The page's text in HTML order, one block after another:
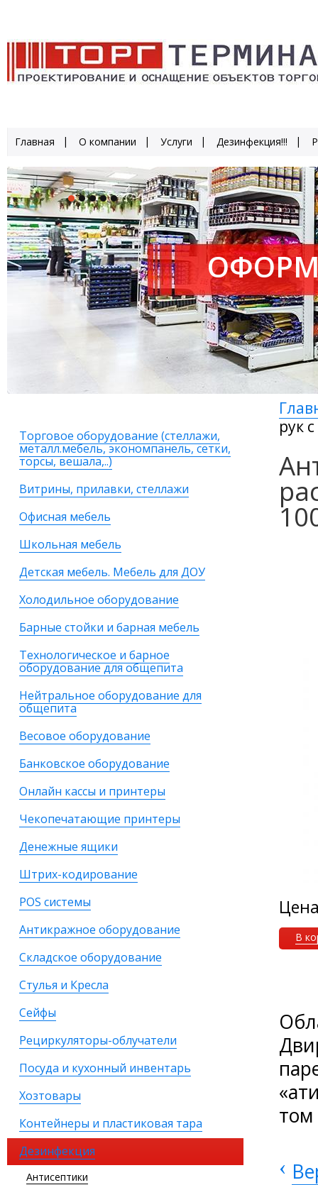
Главная О компании Услуги Дезинфекция!!!
Торговое оборудование (стеллажи,
металл.мебель, экономпанель, сетки,
торсы, вешала,..)
Витрины, прилавки, стеллажи
Офисная мебель
Школьная мебель
Детская мебель. Мебель для ДОУ
Холодильное оборудование
Барные стойки и барная мебель
Технологическое и барное
оборудование для общепита
Нейтральное оборудование для
общепита
Весовое оборудование
Банковское оборудование
Онлайн кассы и принтеры
Чекопечатающие принтеры
Денежные ящики
Штрих-кодирование
POS системы
Антикражное оборудование
Складское оборудование
Стулья и Кресла
Сейфы
Рециркуляторы-облучатели
Посуда и кухонный инвентарь
Хозтовары
Контейнеры и пластиковая тара
Дезинфекция
Антисептики
рук
В
том
‹